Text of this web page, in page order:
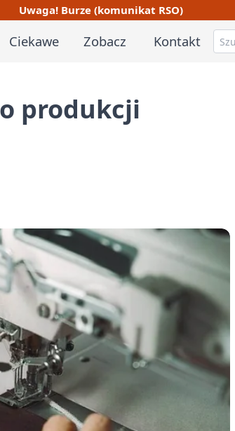
Uwaga! Burze (komunikat RSO)
Ciekawe Zobacz Kontakt
produkcji